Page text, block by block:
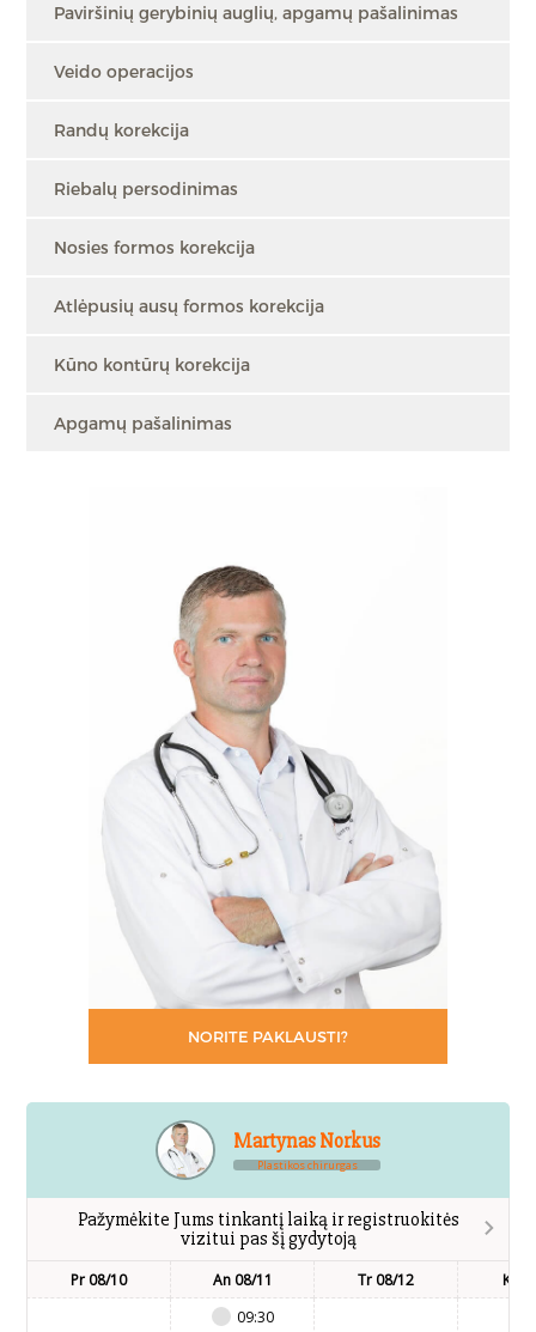
Paviršinių gerybinių auglių, apgamų pašalinimas
Veido operacijos
Randų korekcija
Riebalų persodinimas
Nosies formos korekcija
Atlėpusių ausų formos korekcija
Kūno kontūrų korekcija
Apgamų pašalinimas
NORITE PAKLAUSTI?
Martynas Norkus
Plastikos chirurgas
Pažymėkite Jums tinkantį laiką ir registruokitės
vizitui pas šį gydytoją
Pr 08/10
An 08/11
09:30
Tr 08/12 Kt